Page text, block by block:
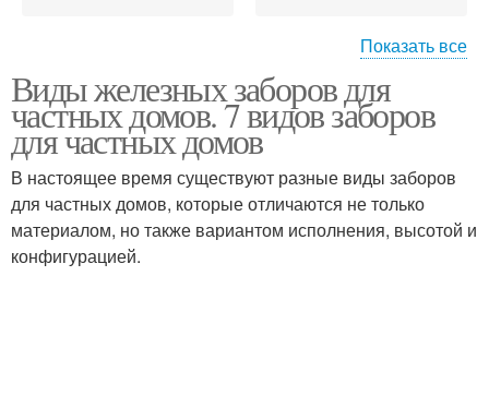
Кирпичные заборы Заборы из сетки
Деревянные заборы Заборы из дерева
Показать все
Виды железных заборов для
частных домов. 7 видов заборов
для частных домов
В настоящее время существуют разные виды заборов
для частных домов, которые отличаются не только
материалом, но также вариантом исполнения, высотой и
конфигурацией.